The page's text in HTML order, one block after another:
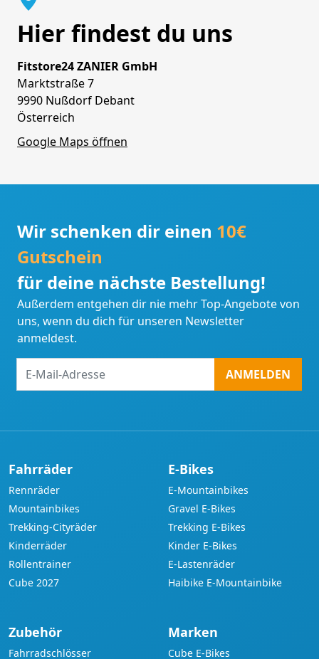
Hier findest du uns
Fitstore24 ZANIER GmbH
Marktstraße 7
9990 Nußdorf Debant
Österreich
Google Maps öffnen
Wir schenken dir einen 10€
Gutschein
für deine nächste Bestellung!
Außerdem entgehen dir nie mehr Top-Angebote von
uns, wenn du dich für unseren Newsletter
anmeldest.
Mail-
ANMELDEN
Fahrräder
Rennräder
Mountainbikes
Trekking-Cityräder
Kinderräder
Rollentrainer
Cube 2027
E-Bikes
E-Mountainbikes
Gravel E-Bikes
Trekking E-Bikes
Kinder E-Bikes
E-Lastenräder
Haibike E-Mountainbike
Zubehör
Fahrradschlösser
Marken
Cube E-Bikes